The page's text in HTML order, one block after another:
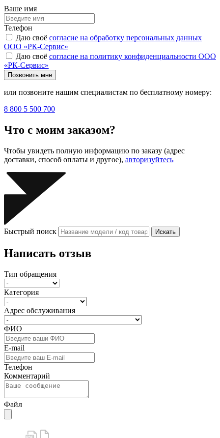
Ваше имя
Телефон
Даю своё согласие на обработку персональных данных
ООО «РК-Сервис»
Даю своё согласие на политику конфиденциальности ООО
«РК-Сервис»
Позвонить мне
или позвоните нашим специалистам по бесплатному номеру:
8 800 5 500 700
Что с моим заказом?
Чтобы увидеть полную информацию по заказу (адрес
доставки, способ оплаты и другое), авторизуйтесь
Быстрый поиск Искать
Написать отзыв
Тип обращения
Категория
Адрес обслуживания
ФИО
E-mail
Телефон
Комментарий
Файл